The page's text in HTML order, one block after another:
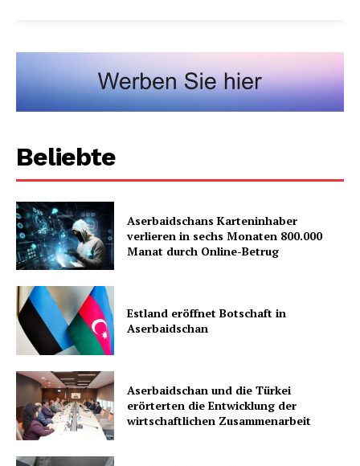
Beliebte
Aserbaidschans Karteninhaber
verlieren in sechs Monaten 800.000
Manat durch Online-Betrug
Estland eröffnet Botschaft in
Aserbaidschan
Aserbaidschan und die Türkei
erörterten die Entwicklung der
wirtschaftlichen Zusammenarbeit